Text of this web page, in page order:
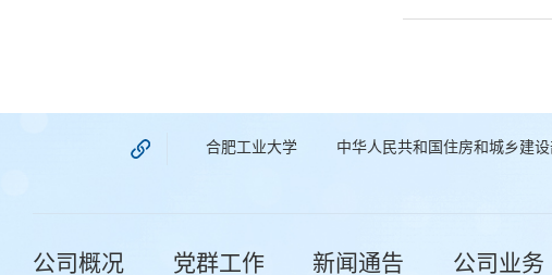
合肥工业大学 中华人民共和国住房和城乡建
公司概况 党群工作 新闻通告 公司业务